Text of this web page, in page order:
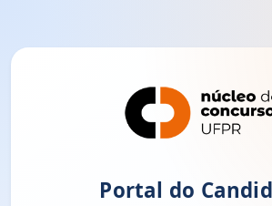
Portal do